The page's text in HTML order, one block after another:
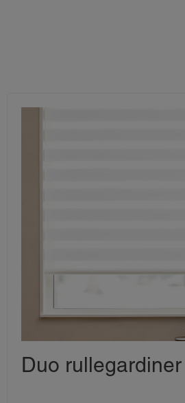
Duo rullegardiner